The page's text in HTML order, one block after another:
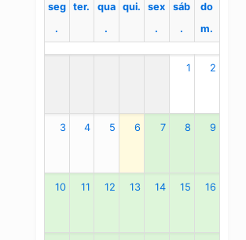
seg
.
ter.
qua
.
qui.
sex
.
sáb
.
do
m.
1 2
3 4 5 6 7 8 9
10 11 12 13 14 15 16